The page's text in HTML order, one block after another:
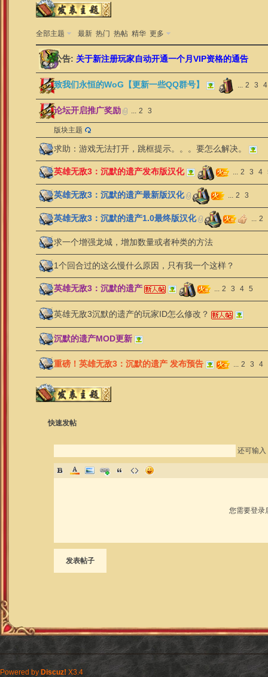
全部主题 最新 热门 热帖 精华 更多
公告: 关于新注册玩家自动开通一个月VIP资格的通告
致我们永恒的WoG【更新一些QQ群号】 ... 2 3 4
论坛开启推广奖励 ... 2 3
版块主题
求助：游戏无法打开，跳框提示。。。要怎么解决。
英雄无敌3：沉默的遗产发布版汉化 ... 2 3 4
英雄无敌3：沉默的遗产最新版汉化 ... 2 3
英雄无敌3：沉默的遗产1.0最终版汉化 ... 2
求一个增强龙城，增加数量或者种类的方法
1个回合过的这么慢什么原因，只有我一个这样？
英雄无敌3：沉默的遗产 ... 2 3 4 5
英雄无敌3沉默的遗产的玩家ID怎么修改？
沉默的遗产MOD更新
重磅！英雄无敌3：沉默的遗产 发布预告 ... 2 3 4
快速发帖
还可输入
您需要登录
发表帖子
Powered by Discuz! X3.4